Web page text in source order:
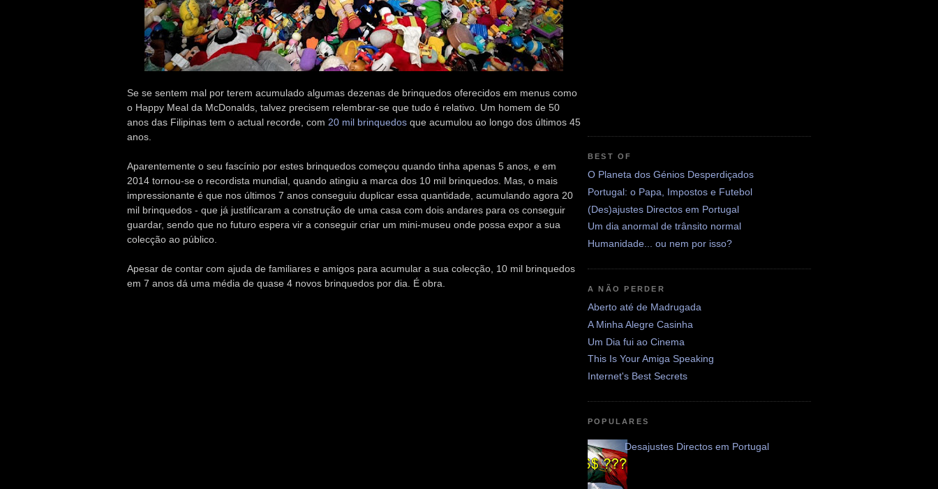
Se se sentem mal por terem acumulado algumas dezenas de brinquedos oferecidos em menus como
o Happy Meal da McDonalds, talvez precisem relembrar-se que tudo é relativo. Um homem de 50
anos das Filipinas tem o actual recorde, com 20 mil brinquedos que acumulou ao longo dos últimos 45
anos.
Aparentemente o seu fascínio por estes brinquedos começou quando tinha apenas 5 anos, e em
2014 tornou-se o recordista mundial, quando atingiu a marca dos 10 mil brinquedos. Mas, o mais
impressionante é que nos últimos 7 anos conseguiu duplicar essa quantidade, acumulando agora 20
mil brinquedos - que já justificaram a construção de uma casa com dois andares para os conseguir
guardar, sendo que no futuro espera vir a conseguir criar um mini-museu onde possa expor a sua
colecção ao público.
Apesar de contar com ajuda de familiares e amigos para acumular a sua colecção, 10 mil brinquedos
em 7 anos dá uma média de quase 4 novos brinquedos por dia. É obra.
BEST OF
O Planeta dos Génios Desperdiçados
Portugal: o Papa, Impostos e Futebol
(Des)ajustes Directos em Portugal
Um dia anormal de trânsito normal
Humanidade... ou nem por isso?
A NÃO PERDER
Aberto até de Madrugada
A Minha Alegre Casinha
Um Dia fui ao Cinema
This Is Your Amiga Speaking
Internet's Best Secrets
POPULARES
Desajustes Directos em Portugal